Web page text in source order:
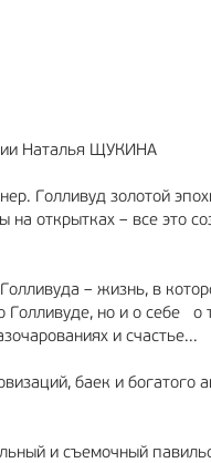
Наталья ЩУКИНА
Голливуд золотой
на открытках – все это
– жизнь, в
но и о себе о
и счастье...
баек и богатого
и съемочный